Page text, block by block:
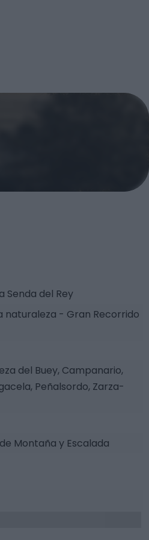
Senda del Rey
naturaleza - Gran Recorrido
del Buey, Campanario,
Peñalsordo, Zarza-
Montaña y Escalada